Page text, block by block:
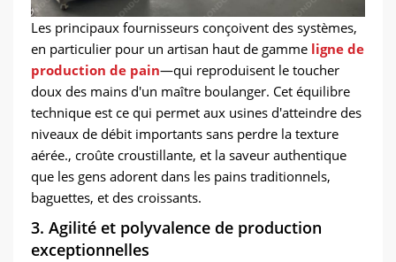
Les principaux fournisseurs conçoivent des systèmes,
en particulier pour un artisan haut de gamme ligne de
production de pain—qui reproduisent le toucher
doux des mains d'un maître boulanger. Cet équilibre
technique est ce qui permet aux usines d'atteindre des
niveaux de débit importants sans perdre la texture
aérée., croûte croustillante, et la saveur authentique
que les gens adorent dans les pains traditionnels,
baguettes, et des croissants.
3. Agilité et polyvalence de production
exceptionnelles